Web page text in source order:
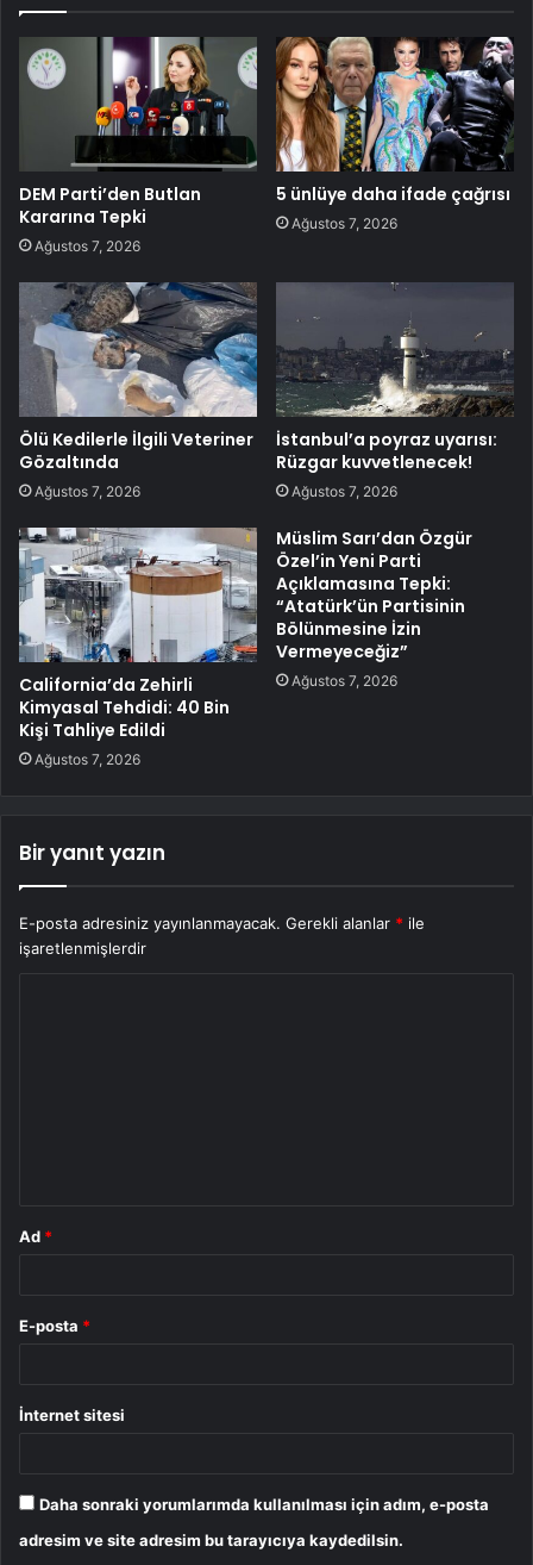
DEM Parti’den Butlan
Kararına Tepki
Ağustos 7, 2026
5 ünlüye daha ifade çağrısı
Ağustos 7, 2026
Ölü Kedilerle İlgili Veteriner
Gözaltında
Ağustos 7, 2026
İstanbul’a poyraz uyarısı:
Rüzgar kuvvetlenecek!
Ağustos 7, 2026
California’da Zehirli
Kimyasal Tehdidi: 40 Bin
Kişi Tahliye Edildi
Ağustos 7, 2026
Müslim Sarı’dan Özgür
Özel’in Yeni Parti
Açıklamasına Tepki:
“Atatürk’ün Partisinin
Bölünmesine İzin
Vermeyeceğiz”
Ağustos 7, 2026
Bir yanıt yazın
E-posta adresiniz yayınlanmayacak. Gerekli alanlar * ile
işaretlenmişlerdir
Ad *
E-posta *
İnternet sitesi
Daha sonraki yorumlarımda kullanılması için adım, e-posta
adresim ve site adresim bu tarayıcıya kaydedilsin.